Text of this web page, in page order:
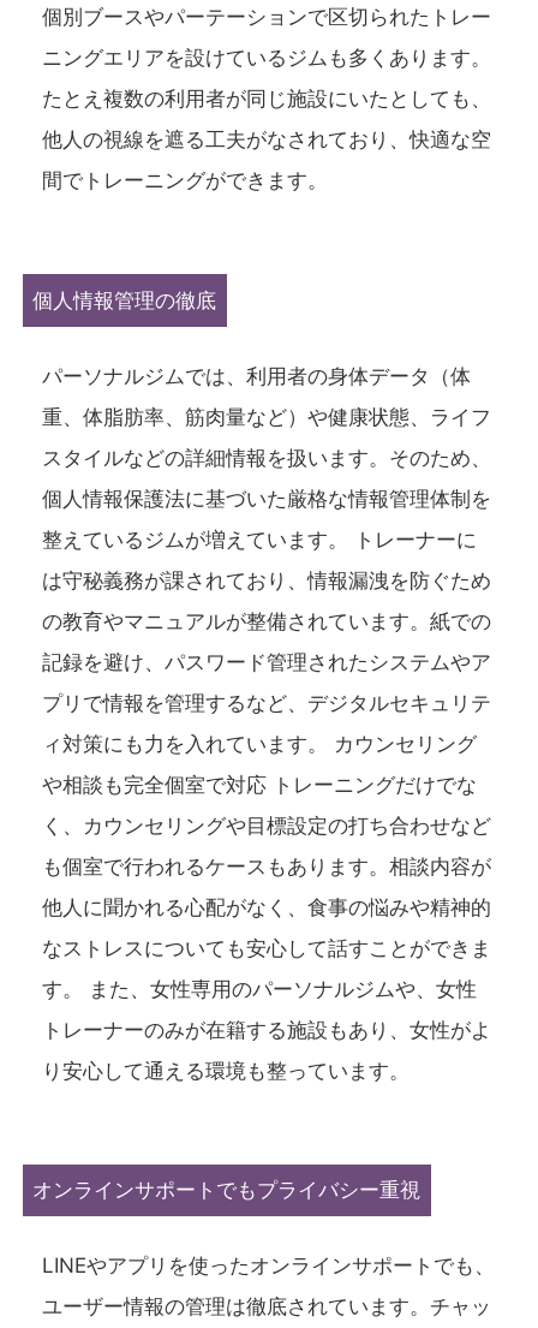
個別ブースやパーテーションで区切られたトレー
ニングエリアを設けているジムも多くあります。
たとえ複数の利用者が同じ施設にいたとしても、
他人の視線を遮る工夫がなされており、快適な空
間でトレーニングができます。
個人情報管理の徹底
パーソナルジムでは、利用者の身体データ（体
重、体脂肪率、筋肉量など）や健康状態、ライフ
スタイルなどの詳細情報を扱います。そのため、
個人情報保護法に基づいた厳格な情報管理体制を
整えているジムが増えています。 トレーナーに
は守秘義務が課されており、情報漏洩を防ぐため
の教育やマニュアルが整備されています。紙での
記録を避け、パスワード管理されたシステムやア
プリで情報を管理するなど、デジタルセキュリテ
ィ対策にも力を入れています。 カウンセリング
や相談も完全個室で対応 トレーニングだけでな
く、カウンセリングや目標設定の打ち合わせなど
も個室で行われるケースもあります。相談内容が
他人に聞かれる心配がなく、食事の悩みや精神的
なストレスについても安心して話すことができま
す。 また、女性専用のパーソナルジムや、女性
トレーナーのみが在籍する施設もあり、女性がよ
り安心して通える環境も整っています。
オンラインサポートでもプライバシー重視
LINEやアプリを使ったオンラインサポートでも、
ユーザー情報の管理は徹底されています。チャッ